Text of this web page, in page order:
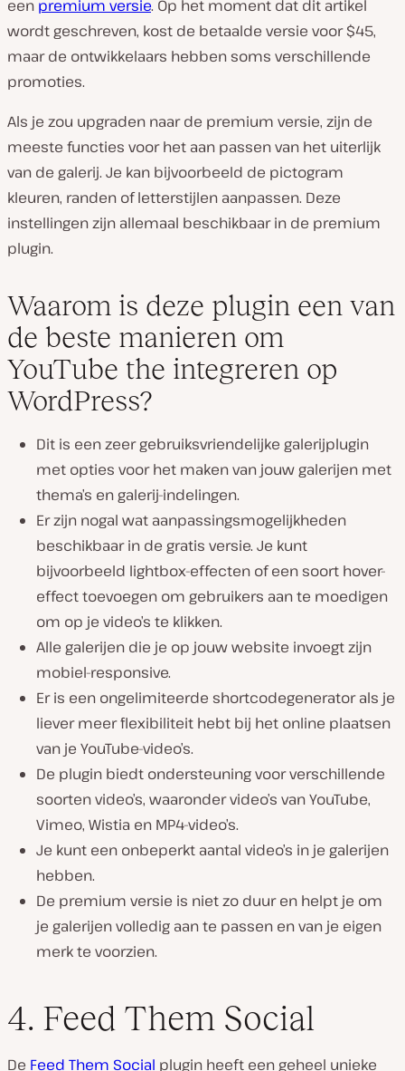
een premium versie. Op het moment dat dit artikel
wordt geschreven, kost de betaalde versie voor $45,
maar de ontwikkelaars hebben soms verschillende
promoties.
Als je zou upgraden naar de premium versie, zijn de
meeste functies voor het aan passen van het uiterlijk
van de galerij. Je kan bijvoorbeeld de pictogram
kleuren, randen of letterstijlen aanpassen. Deze
instellingen zijn allemaal beschikbaar in de premium
plugin.
Waarom is deze plugin een van
de beste manieren om
YouTube the integreren op
WordPress?
Dit is een zeer gebruiksvriendelijke galerijplugin
met opties voor het maken van jouw galerijen met
thema’s en galerij-indelingen.
Er zijn nogal wat aanpassingsmogelijkheden
beschikbaar in de gratis versie. Je kunt
bijvoorbeeld lightbox-effecten of een soort hover-
effect toevoegen om gebruikers aan te moedigen
om op je video’s te klikken.
Alle galerijen die je op jouw website invoegt zijn
mobiel-responsive.
Er is een ongelimiteerde shortcodegenerator als je
liever meer flexibiliteit hebt bij het online plaatsen
van je YouTube-video’s.
De plugin biedt ondersteuning voor verschillende
soorten video’s, waaronder video’s van YouTube,
Vimeo, Wistia en MP4-video’s.
Je kunt een onbeperkt aantal video’s in je galerijen
hebben.
De premium versie is niet zo duur en helpt je om
je galerijen volledig aan te passen en van je eigen
merk te voorzien.
4. Feed Them Social
De Feed Them Social plugin heeft een geheel unieke